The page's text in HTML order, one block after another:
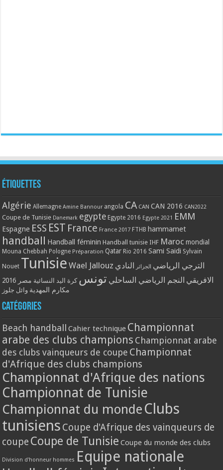
Étiquettes
Algérie Allemagne Amine Bannour angola CA CAN CAN 2016 CAN2022
Coupe de Tunisie Danemark egypte Egypte 2016 Egypte 2021 EMM
Espagne ESS EST France France 2017 FTHB hammamet
handball Handball féminin Handball tunisie IHF Maroc mondial
Mouna Chebbah Pologne Préparation Qatar Rio 2016 Sami Saidi Sylvain
Nouet Tunisie Wael Jallouz الترجي الرياضي الجزائر النادي
الافريقي النجم الرياضي الساحلي تونس كرة اليد النسائية مصر 2016
مكارم المهدية وائل جلوز
Catégories
Beach handball Cahier technique Championnat
arabe des clubs champions Championnat arabe
des clubs vainqueurs de coupe Championnat
d'Afrique des clubs champions
Championnat d'Afrique des nations
Championnat de Tunisie
Championnat du monde Clubs
tunisiens Coupe d'Afrique des vainqueurs de
coupe Coupe de Tunisie Coupe du monde des clubs
Division d'honneur hommes Equipe nationale